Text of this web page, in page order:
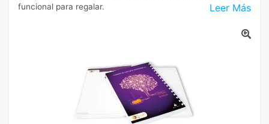
Leer Más
funcional para regalar.